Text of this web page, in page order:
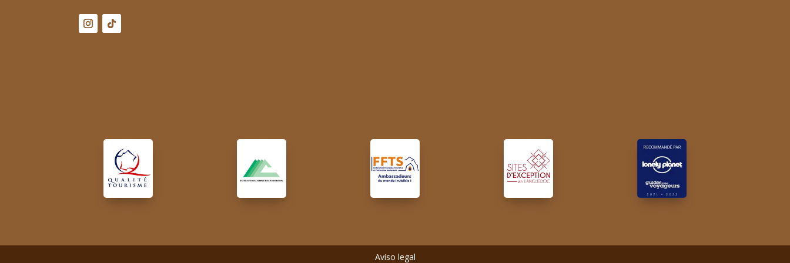
Aviso legal